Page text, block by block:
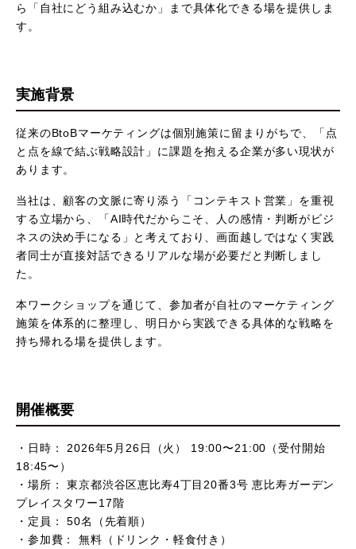
ら「自社にどう組み込むか」まで具体化できる場を提供しま
す。
実施背景
従来のBtoBマーケティングは個別施策に留まりがちで、「点
と点を線で結ぶ戦略設計」に課題を抱える企業が多い現状が
あります。
当社は、顧客の文脈に寄り添う「コンテキスト営業」を重視
する立場から、「AI時代だからこそ、人の感情・判断がビジ
ネスの決め手になる」と考えており、画面越しではなく実践
者同士が直接対話できるリアルな場が必要だと判断しまし
た。
本ワークショップを通じて、参加者が自社のマーケティング
施策を体系的に整理し、明日から実践できる具体的な戦略を
持ち帰れる場を提供します。
開催概要
・日時： 2026年5月26日（火） 19:00〜21:00（受付開始
18:45〜）
・場所： 東京都渋谷区恵比寿4丁目20番3号 恵比寿ガーデン
プレイスタワー17階
・定員： 50名（先着順）
・参加費： 無料（ドリンク・軽食付き）